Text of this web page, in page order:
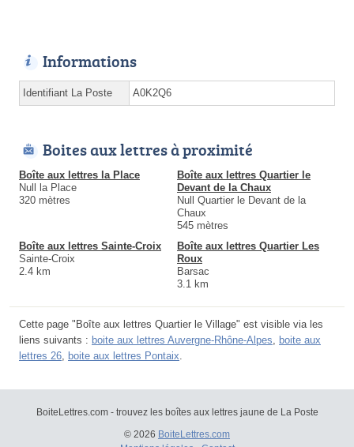
Informations
Identifiant La Poste A0K2Q6
Boites aux lettres à proximité
Boîte aux lettres la Place
Null la Place
320 mètres
Boîte aux lettres Quartier le
Devant de la Chaux
Null Quartier le Devant de la
Chaux
545 mètres
Boîte aux lettres Sainte-Croix
Sainte-Croix
2.4 km
Boîte aux lettres Quartier Les
Roux
Barsac
3.1 km
Cette page "Boîte aux lettres Quartier le Village" est visible via les
liens suivants : boite aux lettres Auvergne-Rhône-Alpes
boite aux
lettres 26 boite aux lettres Pontaix
BoiteLettres.com - trouvez les boîtes aux lettres jaune de La Poste
© 2026 BoiteLettres.com